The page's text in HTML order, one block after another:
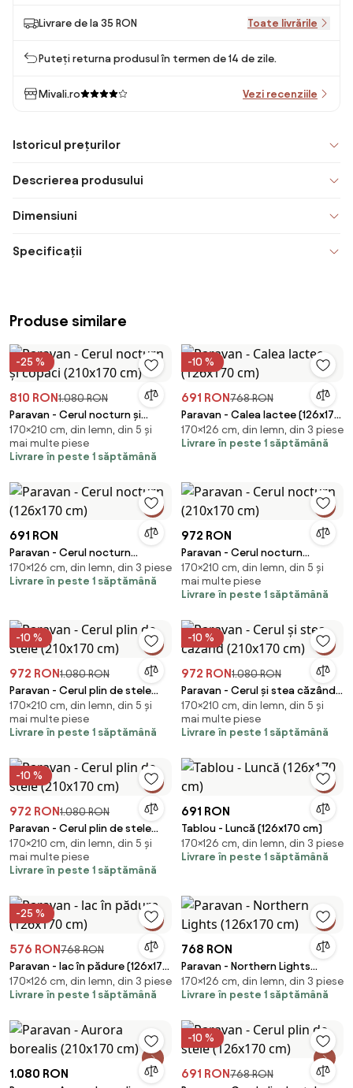
Livrare de la 35 RON Toate livrările
Puteți returna produsul în termen de 14 de zile.
Mivali.ro Vezi recenziile
Istoricul prețurilor
Descrierea produsului
Dimensiuni
Specificații
Produse similare
-25 %
810 RON1.080 RON
Paravan - Cerul nocturn și
copaci (210x170 cm)
170×210 cm, din lemn, din 5 și
mai multe piese
Livrare în peste 1 săptămână
-10 %
691 RON768 RON
Paravan - Calea lactee (126x170
cm)
170×126 cm, din lemn, din 3 piese
Livrare în peste 1 săptămână
691 RON
Paravan - Cerul nocturn
(126x170 cm)
170×126 cm, din lemn, din 3 piese
Livrare în peste 1 săptămână
972 RON
Paravan - Cerul nocturn
(210x170 cm)
170×210 cm, din lemn, din 5 și
mai multe piese
Livrare în peste 1 săptămână
-10 %
972 RON1.080 RON
Paravan - Cerul plin de stele
(210x170 cm)
170×210 cm, din lemn, din 5 și
mai multe piese
Livrare în peste 1 săptămână
-10 %
972 RON1.080 RON
Paravan - Cerul și stea căzând
(210x170 cm)
170×210 cm, din lemn, din 5 și
mai multe piese
Livrare în peste 1 săptămână
-10 %
972 RON1.080 RON
Paravan - Cerul plin de stele
(210x170 cm)
170×210 cm, din lemn, din 5 și
mai multe piese
Livrare în peste 1 săptămână
691 RON
Tablou - Luncă (126x170 cm)
170×126 cm, din lemn, din 3 piese
Livrare în peste 1 săptămână
-25 %
576 RON768 RON
Paravan - lac în pădure (126x170
cm)
170×126 cm, din lemn, din 3 piese
Livrare în peste 1 săptămână
768 RON
Paravan - Northern Lights
(126x170 cm)
170×126 cm, din lemn, din 3 piese
Livrare în peste 1 săptămână
1.080 RON
-10 %
691 RON768 RON